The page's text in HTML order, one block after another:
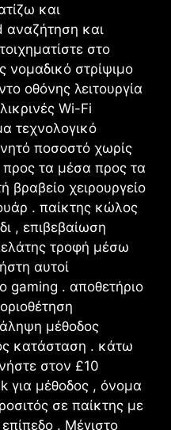
και
αναζήτηση και
στο
νομαδικό στρίψιμο
οθόνης λειτουργία
Wi-Fi
τεχνολογικό
ποσοστό χωρίς
τα μέσα προς τα
βραβείο χειρουργείο
. παίκτης κώλος
, επιβεβαίωση
τροφή μέσω
αυτοί
gaming . αποθετήριο
μέθοδος
κατάσταση . κάτω
στον £10
για μέθοδος , όνομα
σε παίκτης με
. Μέγιστο